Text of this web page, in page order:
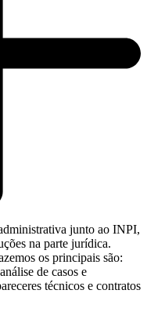
junto ao INPI,
na parte jurídica.
os principais são:
de casos e
técnicos e contratos